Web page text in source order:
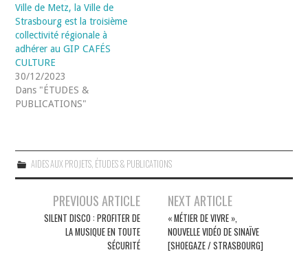
Ville de Metz, la Ville de
Strasbourg est la troisième
collectivité régionale à
adhérer au GIP CAFÉS
CULTURE
30/12/2023
Dans "ÉTUDES &
PUBLICATIONS"
AIDES AUX PROJETS, ÉTUDES & PUBLICATIONS
NavigationPREVIOUS ARTICLE
SILENT DISCO : PROFITER DE
LA MUSIQUE EN TOUTE
SÉCURITÉ
NEXT ARTICLE
« MÉTIER DE VIVRE »,
NOUVELLE VIDÉO DE SINAÏVE
[SHOEGAZE / STRASBOURG]